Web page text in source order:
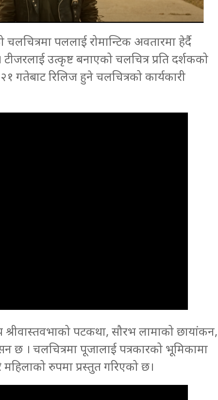
पललाई रोमान्टिक अवतारमा हेर्दै
उत्कृष्ट बनाएको चलचित्र प्रति दर्शकको
गतेबाट रिलिज हुने चलचित्रको कार्यकारी
श्रीवास्तवभाको पटकथा, सौरभ लामाको छायांकन,
छ । चलचित्रमा पूजालाई पत्रकारको भूमिकामा
रुपमा प्रस्तुत गरिएको छ।